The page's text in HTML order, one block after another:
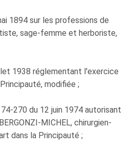
1894 sur les professions de
sage-femme et herboriste,
1938 réglementant l'exercice
modifiée ;
270 du 12 juin 1974 autorisant
MICHEL, chirurgien-
dans la Principauté ;